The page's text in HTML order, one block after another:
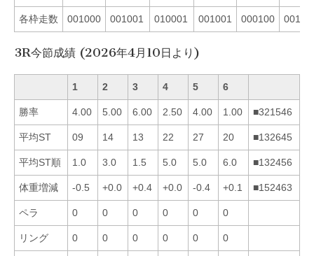
各枠走数 001000 001001 010001 001001 000100
3R今節成績 (2026年4月10日より)
1 2 3 4 5 6
勝率 4.00 5.00 6.00 2.50 4.00 1.00 ■321546
平均ST 09 14 13 22 27 20 ■132645
平均ST順 1.0 3.0 1.5 5.0 5.0 6.0 ■132456
体重増減 -0.5 +0.0 +0.4 +0.0 -0.4 +0.1 ■152463
ペラ 0 0 0 0 0 0
リング 0 0 0 0 0 0